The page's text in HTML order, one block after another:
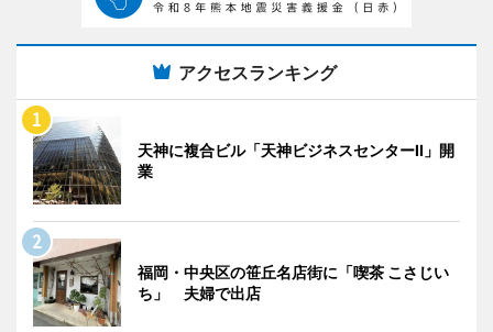
アクセスランキング
天神に複合ビル「天神ビジネスセンターII」開
業
福岡・中央区の笹丘名店街に「喫茶 こさじい
ち」 夫婦で出店